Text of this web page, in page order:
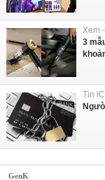
Xem
3
Tin
GenK